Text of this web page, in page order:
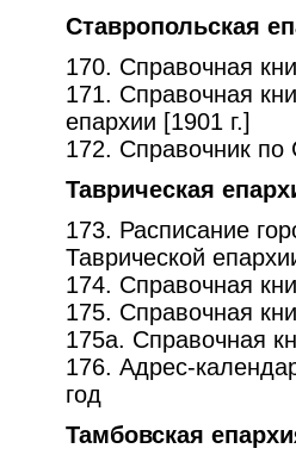
Ставропольская
170. Справочная
171. Справочная
епархии [1901 г.]
172. Справочник по
Таврическая
173. Расписание
Таврической
174. Справочная
175. Справочная
175а. Справочная
176. Адрес-
год
Тамбовская